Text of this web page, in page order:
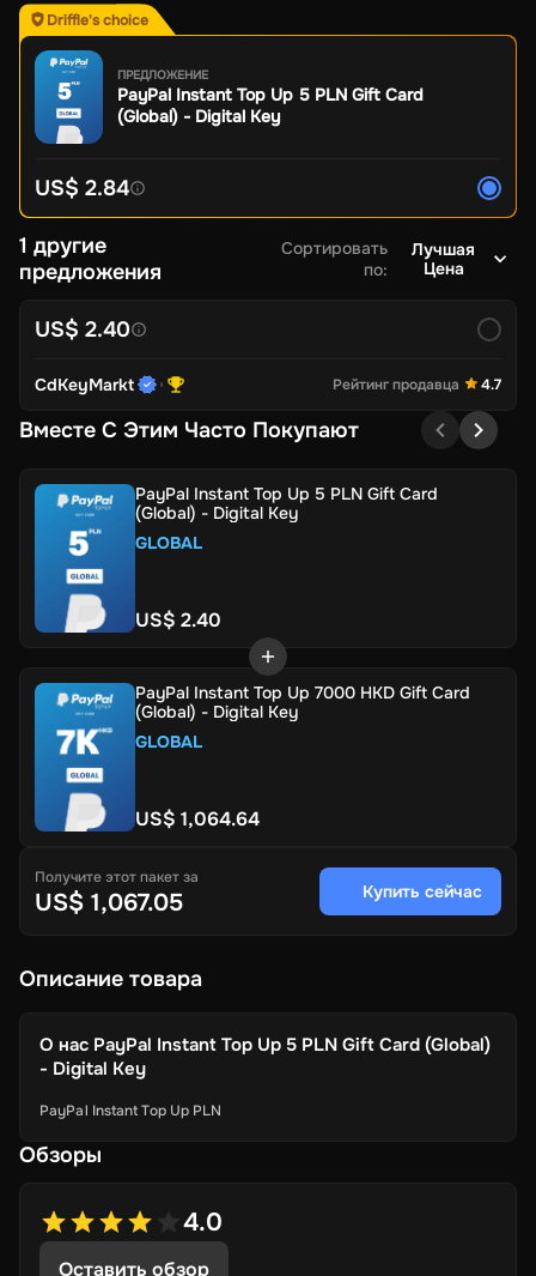
Driffle's choice
ПРЕДЛОЖЕНИЕ
PayPal Instant Top Up 5 PLN Gift Card
(Global) - Digital Key
US$ 2.84
1 другие
предложения
Сортировать
по:
Лучшая
Цена
US$ 2.40
CdKeyMarkt Рейтинг продавца 4.7
Вместе С Этим Часто Покупают
PayPal Instant Top Up 5 PLN Gift Card
(Global) - Digital Key
GLOBAL
US$ 2.40
PayPal Instant Top Up 7000 HKD Gift Card
(Global) - Digital Key
GLOBAL
US$ 1,064.64
Получите этот пакет за
US$ 1,067.05 Купить сейчас
Описание товара
О нас PayPal Instant Top Up 5 PLN Gift Card (Global)
- Digital Key
PayPal Instant Top Up PLN
Обзоры
4.0
Оставить обзор